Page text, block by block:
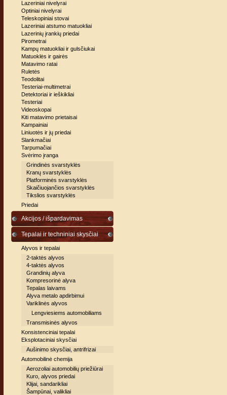
Lazeriniai nivelyrai
Optiniai nivelyrai
Teleskopiniai stovai
Lazeriniai atstumo matuokliai
Lazerinių įrankių priedai
Pirometrai
Kampų matuokliai ir gulsčiukai
Matuoklės ir gairės
Matavimo ratai
Ruletės
Teodolitai
Testeriai-multimetrai
Detektoriai ir ieškikliai
Testeriai
Videoskopai
Kiti matavimo prietaisai
Kampainiai
Liniuotės ir jų priedai
Slankmačiai
Tarpumačiai
Svėrimo įranga
Grindinės svarstyklės
Kranų svarstyklės
Platforminės svarstyklės
Skaičiuojančios svarstyklės
Tikslios svarstyklės
Priedai
Akcijos / išpardavimas
Tepalai ir techniniai skysčiai
Alyvos ir tepalai
2-taktės alyvos
4-taktės alyvos
Grandinių alyva
Kompresorinė alyva
Tepalas laivams
Alyva metalo apdirbimui
Variklinės alyvos
Lengviesiems automobiliams
Transmisinės alyvos
Konsistenciniai tepalai
Eksplotaciniai skysčiai
Aušinimo skysčiai, antrifrizai
Automobilinė chemija
Aerozoliai automobilių priežiūrai
Kuro, alyvos priedai
Klijai, sandarikliai
Šampūnai, valikliai